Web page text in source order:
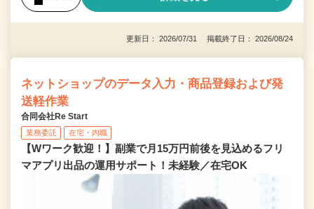
更新日： 2026/07/31 掲載終了日： 2026/08/24
ネットショップのデータ入力・商品登録および発
送軽作業
合同会社Re Start
業務委託 在宅・内職
【Wワーク歓迎！】副業で月15万円前後を見込めるフリ
マアプリ出品の運用サポート！未経験／在宅OK